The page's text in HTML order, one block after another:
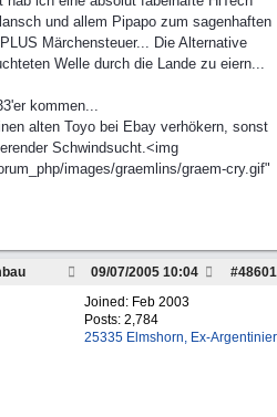
und allem Pipapo zum sagenhaften
Märchensteuer... Die Alternative
Welle durch die Lande zu eiern...
kommen...
alten Toyo bei Ebay verhökern, sonst
Schwindsucht.<img
images/graemlins/graem-cry.gif"
#48601
09/07/2005 10:04
Joined: Feb 2003
Posts: 2,784
25335 Elmshorn, Ex-Argentinier